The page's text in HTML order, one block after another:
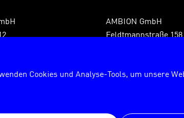
Cookies und Analyse-Tools, um unsere
AMBION GmbH
Feldtmannstraße 158
Fax +49 30 726278429